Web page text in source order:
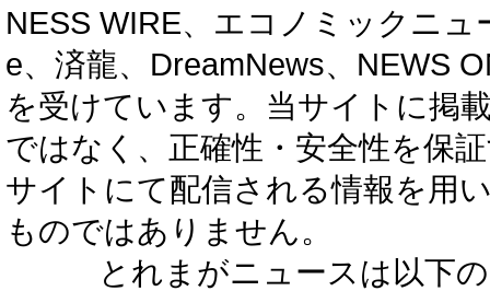
NESS WIRE、エコノミックニ
e、済龍、DreamNews、NEWS
を受けています。当サイトに掲
ではなく、正確性・安全性を保
サイトにて配信される情報を用
ものではありません。
とれまがニュースは以下